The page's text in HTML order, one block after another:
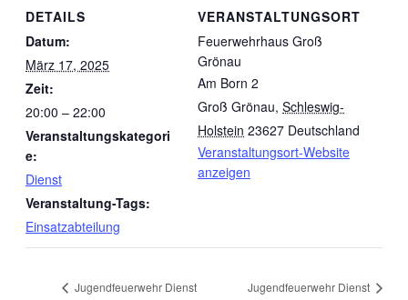
DETAILS
Datum:
März 17, 2025
Zeit:
20:00 – 22:00
Veranstaltungskategori
e:
Dienst
Veranstaltung-Tags:
Einsatzabteilung
VERANSTALTUNGSORT
Feuerwehrhaus Groß
Grönau
Am Born 2
Groß Grönau, Schleswig-
Holstein 23627 Deutschland
Veranstaltungsort-Website
anzeigen
Jugendfeuerwehr Dienst Jugendfeuerwehr Dienst